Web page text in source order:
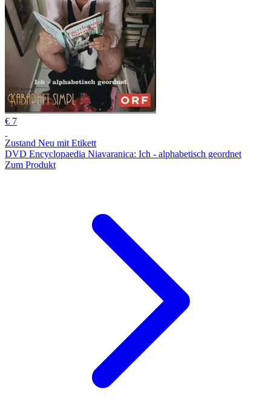
€ 7
Zustand Neu mit Etikett
DVD Encyclopaedia Niavaranica: Ich - alphabetisch geordnet
Zum Produkt